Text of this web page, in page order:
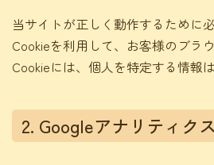
当サイトが正しく動作するために
Cookieを利用して、お客様のブラ
Cookieには、個人を特定する情報
2. Googleアナリティクス